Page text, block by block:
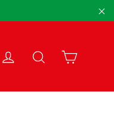
Prihlásiť sa
Názov